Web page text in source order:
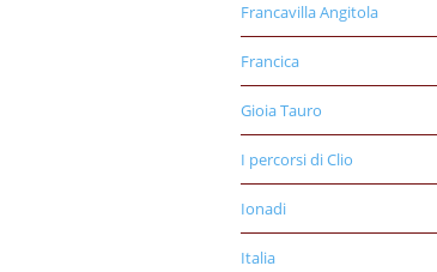
Francavilla Angitola
Francica
Gioia Tauro
I percorsi di Clio
Ionadi
Italia